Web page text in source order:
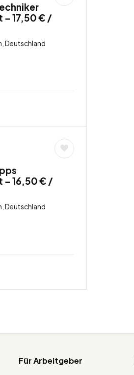
17,50 € /
Deutschland
16,50 € /
Deutschland
Für Arbeitgeber